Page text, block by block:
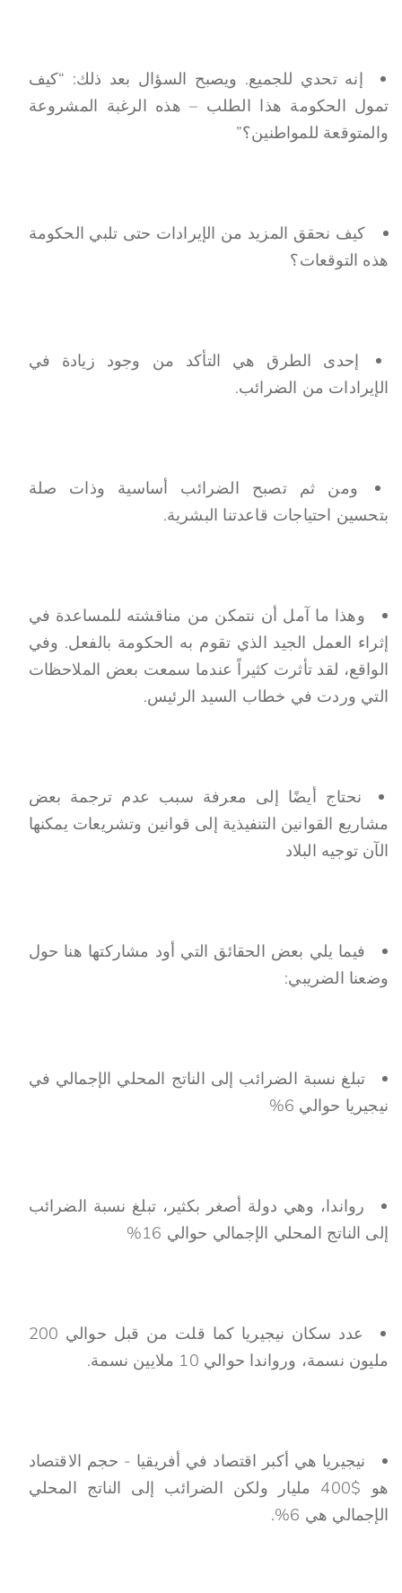
إنه تحدي للجميع. ويصبح السؤال بعد ذلك: “كيف
تمول الحكومة هذا الطلب – هذه الرغبة المشروعة
والمتوقعة للمواطنين؟”
كيف نحقق المزيد من الإيرادات حتى تلبي الحكومة
هذه التوقعات؟
إحدى الطرق هي التأكد من وجود زيادة في
الإيرادات من الضرائب.
ومن ثم تصبح الضرائب أساسية وذات صلة
بتحسين احتياجات قاعدتنا البشرية.
وهذا ما آمل أن نتمكن من مناقشته للمساعدة في
إثراء العمل الجيد الذي تقوم به الحكومة بالفعل. وفي
الواقع، لقد تأثرت كثيراً عندما سمعت بعض الملاحظات
التي وردت في خطاب السيد الرئيس.
نحتاج أيضًا إلى معرفة سبب عدم ترجمة بعض
مشاريع القوانين التنفيذية إلى قوانين وتشريعات يمكنها
الآن توجيه البلاد
فيما يلي بعض الحقائق التي أود مشاركتها هنا حول
وضعنا الضريبي:
تبلغ نسبة الضرائب إلى الناتج المحلي الإجمالي في
نيجيريا حوالي 6%
رواندا، وهي دولة أصغر بكثير، تبلغ نسبة الضرائب
إلى الناتج المحلي الإجمالي حوالي 16%
عدد سكان نيجيريا كما قلت من قبل حوالي 200
مليون نسمة، ورواندا حوالي 10 ملايين نسمة.
نيجيريا هي أكبر اقتصاد في أفريقيا - حجم الاقتصاد
هو $400 مليار ولكن الضرائب إلى الناتج المحلي
الإجمالي هي 6%.